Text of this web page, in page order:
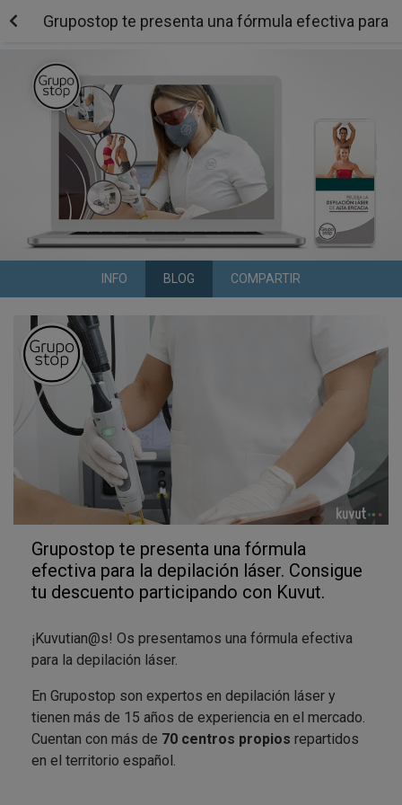
Grupostop te presenta una fórmula efectiva para
INFO BLOG COMPARTIR
Grupostop te presenta una fórmula
efectiva para la depilación láser. Consigue
tu descuento participando con Kuvut.
¡Kuvutian@s! Os presentamos una fórmula efectiva
para la depilación láser.
En Grupostop son expertos en depilación láser y
tienen más de 15 años de experiencia en el mercado.
Cuentan con más de 70 centros propios repartidos
en el territorio español.